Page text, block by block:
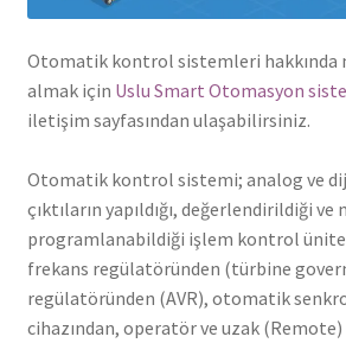
Otomatik kontrol sistemleri hakkında
almak için Uslu Smart Otomasyon
iletişim sayfasından ulaşabilirsiniz.
Otomatik kontrol sistemi; analog ve
çıktıların yapıldığı, değerlendirildiği
programlanabildiği işlem kontrol
frekans regülatöründen (türbine
regülatöründen (AVR), otomatik
cihazından, operatör ve uzak